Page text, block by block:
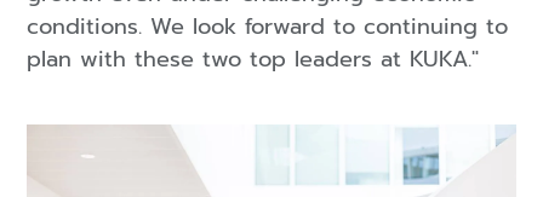
conditions. We look forward to continuing to
plan with these two top leaders at KUKA."